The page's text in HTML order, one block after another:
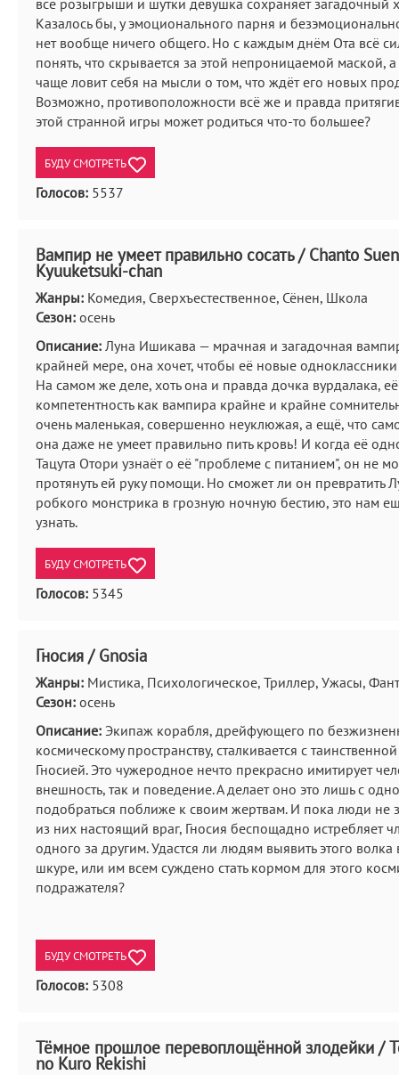
все розыгрыши и шутки девушка сохраняет загадочный
Казалось бы, у эмоционального парня и
нет вообще ничего общего. Но с каждым днём Ота всё
понять, что скрывается за этой непроницаемой маской,
чаще ловит себя на мысли о том, что ждёт его новых
Возможно, противоположности всё же и правда
этой странной игры может родиться что-то большее?
БУДУ СМОТРЕТЬ
Голосов: 5537
Вампир не умеет правильно сосать / Chanto
Kyuuketsuki-chan
Жанры: Комедия, Сверхъестественное, Сёнен, Школа
Сезон: осень
Описание: Луна Ишикава — мрачная и загадочная
крайней мере, она хочет, чтобы её новые одноклассники
На самом же деле, хоть она и правда дочка вурдалака, её
компетентность как вампира крайне и крайне
очень маленькая, совершенно неуклюжая, а ещё, что
она даже не умеет правильно пить кровь! И когда её
Тацута Отори узнаёт о её "проблеме с питанием", он не
протянуть ей руку помощи. Но сможет ли он превратить
робкого монстрика в грозную ночную бестию, это нам
узнать.
БУДУ СМОТРЕТЬ
Голосов: 5345
Гносия / Gnosia
Жанры: Мистика, Психологическое, Триллер, Ужасы,
Сезон: осень
Описание: Экипаж корабля, дрейфующего по
космическому пространству, сталкивается с
Гносией. Это чужеродное нечто прекрасно имитирует
внешность, так и поведение. А делает оно это лишь с
подобраться поближе к своим жертвам. И пока люди не
из них настоящий враг, Гносия беспощадно истребляет
одного за другим. Удастся ли людям выявить этого волка
шкуре, или им всем суждено стать кормом для этого
подражателя?
БУДУ СМОТРЕТЬ
Голосов: 5308
Тёмное прошлое перевоплощённой злодейки /
no Kuro Rekishi